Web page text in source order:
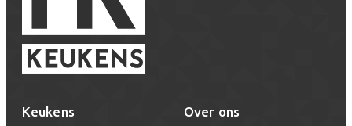
Keukens Over ons